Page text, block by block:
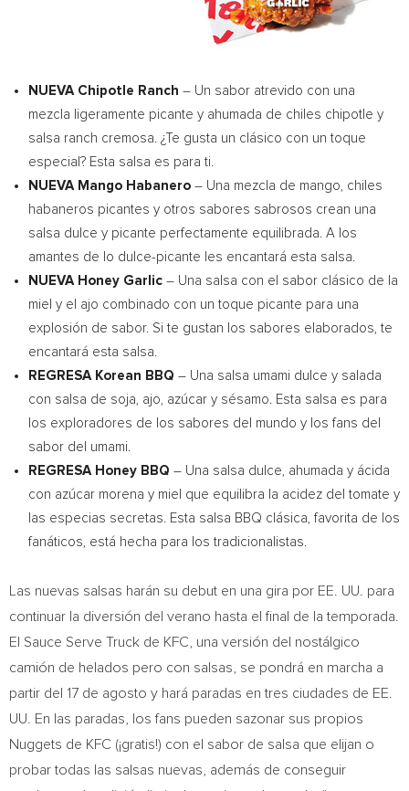
NUEVA Chipotle Ranch – Un sabor atrevido con una
mezcla ligeramente picante y ahumada de chiles chipotle y
salsa ranch cremosa. ¿Te gusta un clásico con un toque
especial? Esta salsa es para ti.
NUEVA Mango Habanero – Una mezcla de mango, chiles
habaneros picantes y otros sabores sabrosos crean una
salsa dulce y picante perfectamente equilibrada. A los
amantes de lo dulce-picante les encantará esta salsa.
NUEVA Honey Garlic – Una salsa con el sabor clásico de la
miel y el ajo combinado con un toque picante para una
explosión de sabor. Si te gustan los sabores elaborados, te
encantará esta salsa.
REGRESA Korean BBQ – Una salsa umami dulce y salada
con salsa de soja, ajo, azúcar y sésamo. Esta salsa es para
los exploradores de los sabores del mundo y los fans del
sabor del umami.
REGRESA Honey BBQ – Una salsa dulce, ahumada y ácida
con azúcar morena y miel que equilibra la acidez del tomate y
las especias secretas. Esta salsa BBQ clásica, favorita de los
fanáticos, está hecha para los tradicionalistas.
Las nuevas salsas harán su debut en una gira por EE. UU. para
continuar la diversión del verano hasta el final de la temporada.
El Sauce Serve Truck de KFC, una versión del nostálgico
camión de helados pero con salsas, se pondrá en marcha a
partir del 17 de agosto y hará paradas en tres ciudades de EE.
UU. En las paradas, los fans pueden sazonar sus propios
Nuggets de KFC (¡gratis!) con el sabor de salsa que elijan o
probar todas las salsas nuevas, además de conseguir